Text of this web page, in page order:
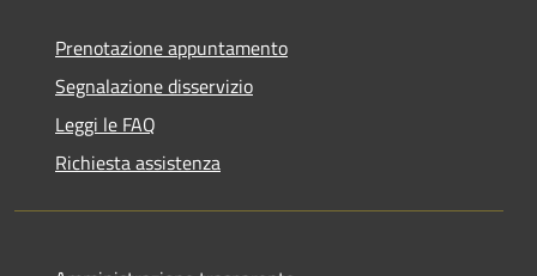
Prenotazione appuntamento
Segnalazione disservizio
Leggi le FAQ
Richiesta assistenza